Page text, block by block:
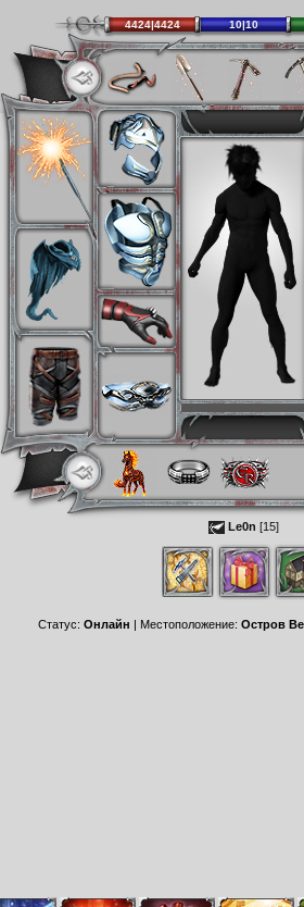
Статус: Онлайн | Местоположение: Остров
4424|4424 10|10
Le0n [15]